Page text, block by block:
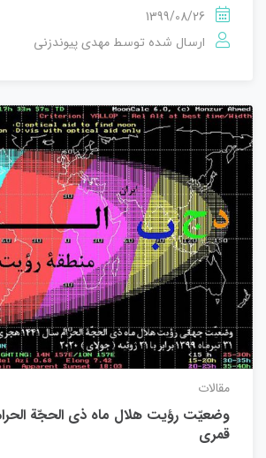
1399/08/26
ارسال شده توسط مهدی پیوندزنی
مقالات
قمری